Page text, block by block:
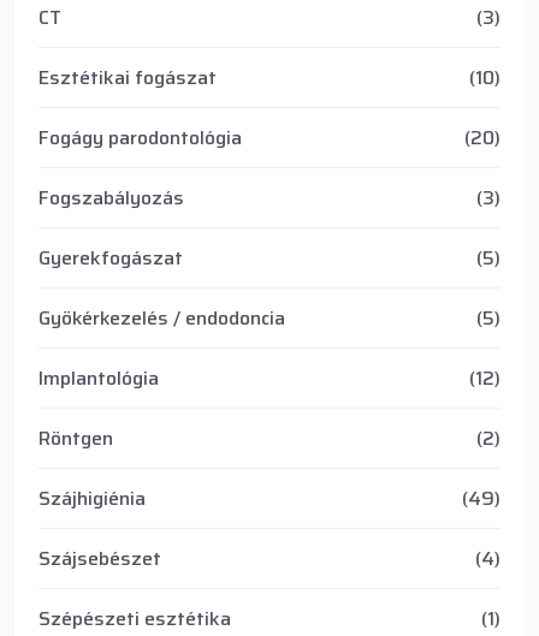
CT
(3)
Esztétikai fogászat
(10)
Fogágy parodontológia
(20)
Fogszabályozás
(3)
Gyerekfogászat
(5)
Gyökérkezelés / endodoncia
(5)
Implantológia
(12)
Röntgen
(2)
Szájhigiénia
(49)
Szájsebészet
(4)
Szépészeti esztétika
(1)